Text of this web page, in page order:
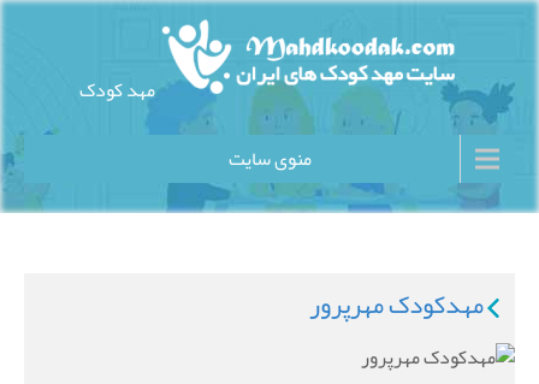
Skip
مهد کودک
سایت مهد کودک های ایران
منوی سایت
مهدکودک مهرپرور